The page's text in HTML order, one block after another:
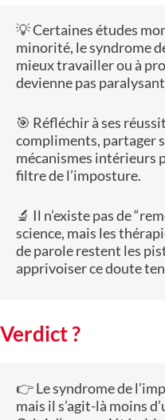
💡 Certaines études
minorité, le syndrome
mieux travailler ou à
devienne pas
🎯 Réfléchir à ses
compliments, partager
mécanismes intérieurs
filtre de l’imposture.
🔬 Il n’existe pas de
science, mais les
de parole restent les
apprivoiser ce doute
Verdict ?
👉 Le syndrome de
mais il s’agit-là moins